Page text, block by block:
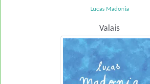
Lucas Madonia
Valais